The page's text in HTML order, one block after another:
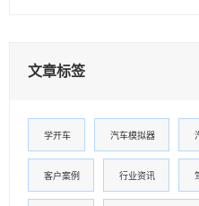
文章标签
学开车 汽车模拟器
客户案例 行业资讯